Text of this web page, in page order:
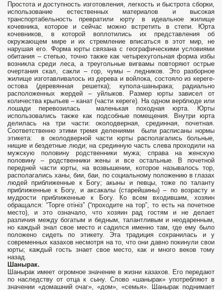
Простота и доступность изготовления, легкость и быстрота сборки,
использование естественных материалов и высокая
транспортабельность превратили юрту в идеальное жилище
кочевника, которое и сейчас можно встретить в степи. Юрта
кочевников, в которой воплотились их представления об
окружающем мире и их стремление вписаться в этот мир, не
нарушая его. Форма юрты связана с географическими условиями
обитания – степью, точно также как четырехугольная форма избы
возникла среди леса, а треугольные вигвамы повторяют острые
очертания скал, сакли – гор, чумы – ледников. Это разборное
жилище изготавливалось из дерева и войлока, состояло из кереге-
остова (деревянная решетка); купола-шанырака; радиально
расположенных жердей – уйлыков. Размер юрты зависел от
количества крыльев – канат (части кереге). На одном верблюде или
лошади перевозилась маленькая походная юрта. Юрты
использовались также как подсобные помещения. Внутри юрта
делилась на три части: околодверная, срединная, почетная.
Соответственно этими тремя делениями были расписаны нормы
этикета: в околодверной части юрты располагались больные,
нищие и бездетные люди; на срединную часть слева проходили на
мужскую половину родственники мужа; справа на женскую
половину – родственники жены и все остальные. В почетной
передней части юрты, на возвышении, которое называлось тор,
располагались ханы, бии, баи, по социальному положению в глазах
людей приближенные к Богу; акыны и певцы, тоже по таланту
приближенные к Богу, и аксакалы (старейшины) – по возрасту и
мудрости приближенные к Богу. Ко всем входившим, хозяин
обращался: “Торге отiнiз” (“проходите на тор”, то есть на почетное
место), и это означало, что хозяин рад гостям и не делает
различия между богатым и бедным, талантливым и неодаренным,
но каждый знал свое место и садился именно там, где ему было
положено сидеть по этикету. Эта традиция сохранилась и у
современных казахов несмотря на то, что они давно покинули свои
юрты; каждый гость знает свое место, как и много веков тому
назад.
Шанырак.
Шанырак имеет огромное значение в жизни казахов. Его передают
по наследству от отца к сыну. Слово «шанырак» употребляют в
значении «домашний очаг», «дом», «семья». Шанырак поднимает